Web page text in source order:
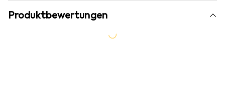
Produktbewertungen